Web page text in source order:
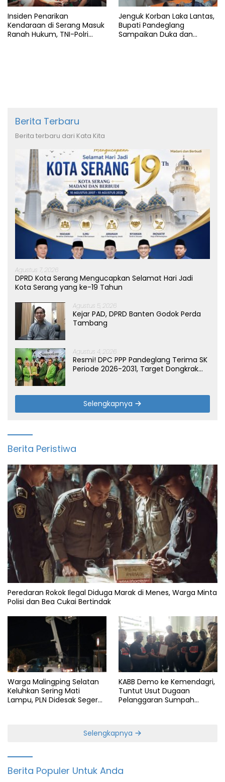
Insiden Penarikan
Kendaraan di Serang Masuk
Ranah Hukum, TNI-Polri
Jenguk Korban Laka Lantas,
Bupati Pandeglang
Sampaikan Duka dan
Berita Terbaru
Berita terbaru dari Kata Kita
Agustus 7, 2026
DPRD Kota Serang Mengucapkan Selamat Hari Jadi
Kota Serang yang ke-19 Tahun
Agustus 5, 2026
Kejar PAD, DPRD Banten Godok Perda
Tambang
Agustus 4, 2026
Resmi! DPC PPP Pandeglang Terima SK
Periode 2026-2031, Target Dongkrak
Selengkapnya
Berita Peristiwa
Peredaran Rokok Ilegal Diduga Marak di Menes, Warga Minta
Polisi dan Bea Cukai Bertindak
Warga Malingping Selatan
Keluhkan Sering Mati
Lampu, PLN Didesak Segera
KABB Demo ke Kemendagri,
Tuntut Usut Dugaan
Pelanggaran Sumpah
Selengkapnya
Berita Populer Untuk Anda